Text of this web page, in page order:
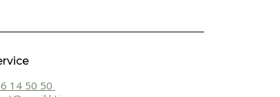
14 50 50